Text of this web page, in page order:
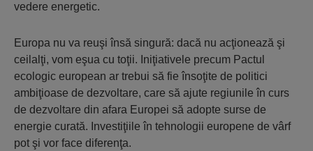
vedere energetic.
Europa nu va reuşi însă singură: dacă nu acţionează şi
ceilalţi, vom eşua cu toţii. Iniţiativele precum Pactul
ecologic european ar trebui să fie însoţite de politici
ambiţioase de dezvoltare, care să ajute regiunile în curs
de dezvoltare din afara Europei să adopte surse de
energie curată. Investiţiile în tehnologii europene de vârf
pot şi vor face diferenţa.